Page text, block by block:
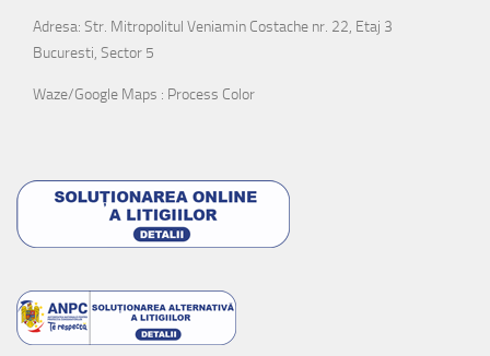
Adresa: Str. Mitropolitul Veniamin Costache nr. 22, Etaj 3
Bucuresti, Sector 5
Waze/Google Maps : Process Color